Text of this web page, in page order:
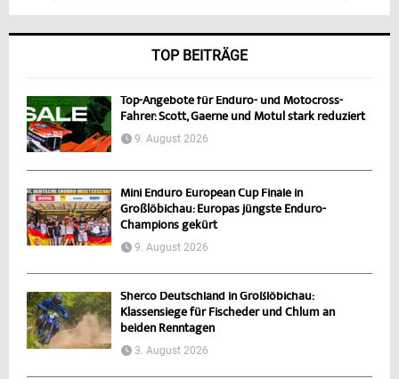
TOP BEITRÄGE
Top-Angebote für Enduro- und Motocross-
Fahrer: Scott, Gaerne und Motul stark reduziert
9. August 2026
Mini Enduro European Cup Finale in
Großlöbichau: Europas jüngste Enduro-
Champions gekürt
9. August 2026
Sherco Deutschland in Großlöbichau:
Klassensiege für Fischeder und Chlum an
beiden Renntagen
3. August 2026